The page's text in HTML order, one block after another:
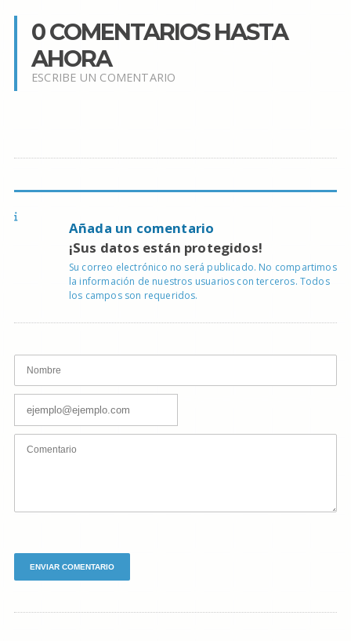
0 COMENTARIOS HASTA
AHORA
ESCRIBE UN COMENTARIO
Añada un comentario
¡Sus datos están protegidos!
Su correo electrónico no será publicado. No compartimos
la información de nuestros usuarios con terceros. Todos
los campos son requeridos.